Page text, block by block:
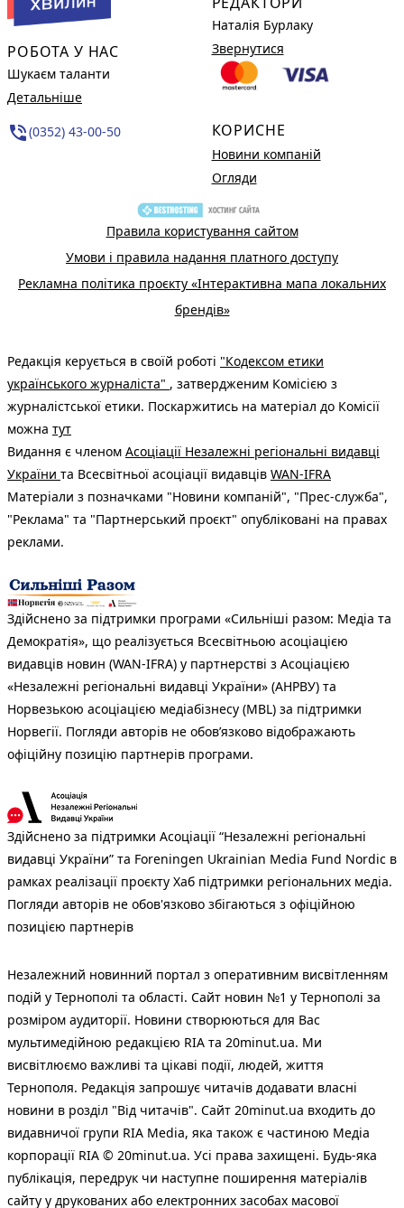
РОБОТА У НАС
Шукаєм таланти
Детальніше
phone_in_talk(0352) 43-00-50
Наталія Бурлаку
Звернутися
КОРИСНЕ
Новини компаній
Огляди
Правила користування сайтом
Умови і правила надання платного доступу
Рекламна політика проєкту «Інтерактивна мапа локальних
брендів»
Редакція керується в своїй роботі "Кодексом етики
українського журналіста" , затвердженим Комісією з
журналістської етики. Поскаржитись на матеріал до Комісії
можна тут
Видання є членом Асоціації Незалежні регіональні видавці
України та Всесвітньої асоціації видавців WAN-IFRA
Матеріали з позначками "Новини компаній", "Прес-служба",
"Реклама" та "Партнерський проєкт" опубліковані на правах
реклами.
Здійснено за підтримки програми «Сильніші разом: Медіа та
Демократія», що реалізується Всесвітньою асоціацією
видавців новин (WAN-IFRA) у партнерстві з Асоціацією
«Незалежні регіональні видавці України» (АНРВУ) та
Норвезькою асоціацією медіабізнесу (MBL) за підтримки
Норвегії. Погляди авторів не обов’язково відображають
офіційну позицію партнерів програми.
Здійснено за підтримки Асоціації “Незалежні регіональні
видавці України” та Foreningen Ukrainian Media Fund Nordic в
рамках реалізації проєкту Хаб підтримки регіональних медіа.
Погляди авторів не обов'язково збігаються з офіційною
позицією партнерів
Незалежний новинний портал з оперативним висвітленням
подій у Тернополі та області. Сайт новин №1 у Тернополі за
розміром аудиторії. Новини створюються для Вас
мультимедійною редакцією RIA та 20minut.ua. Ми
висвітлюємо важливі та цікаві події, людей, життя
Тернополя. Редакція запрошує читачів додавати власні
новини в розділ "Від читачів". Сайт 20minut.ua входить до
видавничої групи RIA Media, яка також є частиною Медіа
корпорації RIA © 20minut.ua. Усі права захищені. Будь-яка
публiкацiя, передрук чи наступне поширення матеріалів
сайту у друкованих або електронних засобах масової